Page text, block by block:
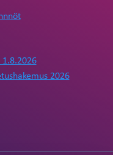
2026